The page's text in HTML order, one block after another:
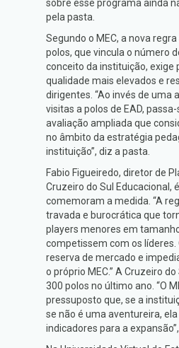
sobre esse programa ainda
pela pasta.
Segundo o MEC, a nova
polos, que vincula o número
conceito da instituição, exige
qualidade mais elevados e
dirigentes. “Ao invés de uma
visitas a polos de EAD,
avaliação ampliada que
no âmbito da estratégia
instituição”, diz a pasta.
Fabio Figueiredo, diretor de
Cruzeiro do Sul Educacional,
comemoram a medida. “A
travada e burocrática que
players menores em
competissem com os líderes.
reserva de mercado e
o próprio MEC.” A Cruzeiro
300 polos no último ano. “O
pressuposto que, se a
se não é uma aventureira,
indicadores para a